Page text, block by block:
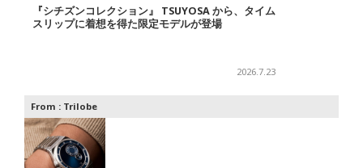
『シチズンコレクション』 TSUYOSA から、タイム
スリップに着想を得た限定モデルが登場
2026.7.23
From : Trilobe